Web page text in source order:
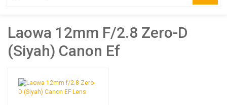
Laowa 12mm F/2.8 Zero-D
(siyah) Canon Ef